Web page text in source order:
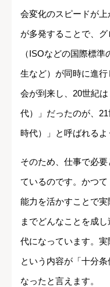
会変化のスピードが
が多発することで、
（ISOなどの国際標
生など）が同時に進
会が到来し、20世紀
代）」だったのが、
時代）」と呼ばれるよ
そのため、仕事で必
ているのです。かつ
能力を活かすことで
までどんなことを成
代になっています。
という内容が「十分
なったと言えます。